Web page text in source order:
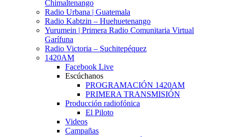
Chimaltenango
Radio Urbana | Guatemala
Radio Kabtzin – Huehuetenango
Yurumein | Primera Radio Comunitaria Virtual
Garífuna
Radio Victoria – Suchitepéquez
1420AM
Facebook Live
Escúchanos
PROGRAMACIÓN 1420AM
PRIMERA TRANSMISIÓN
Producción radiofónica
El Piloto
Videos
Campañas